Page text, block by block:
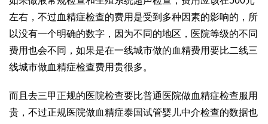
左右，不过血精症检查的费用是受到多种因素的影响的，所
以没有一个明确的数字，因为不同的地区，医院等级的不同
费用也会不同，如果是在一线城市做的血精费用要比二线三
线城市做血精症检查费用贵很多。
而且去三甲正规的医院检查要比普通医院做血精症检查服用
贵，不过正规医院做血精症泰国试管婴儿中介检查的数据也